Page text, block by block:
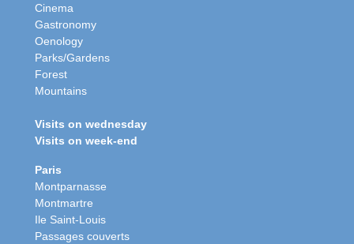
Cinema
Gastronomy
Oenology
Parks/Gardens
Forest
Mountains
Visits on wednesday
Visits on week-end
Paris
Montparnasse
Montmartre
Ile Saint-Louis
Passages couverts